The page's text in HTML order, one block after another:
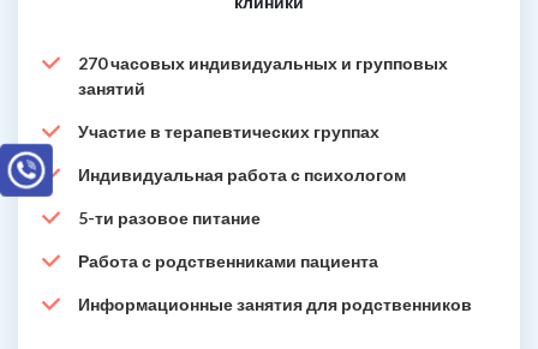
270 часовых индивидуальных и групповых
занятий
Участие в терапевтических группах
Индивидуальная работа с психологом
5-ти разовое питание
Работа с родственниками пациента
Информационные занятия для родственников